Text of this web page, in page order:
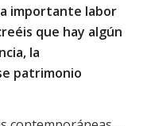
importante labor
que hay algún
la
patrimonio